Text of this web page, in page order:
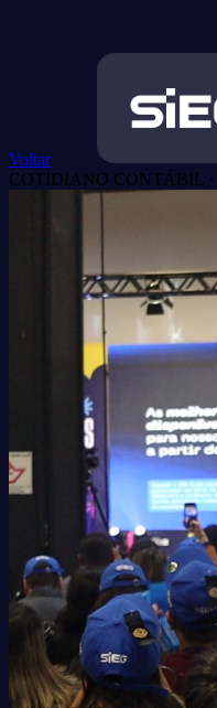
Voltar
COTIDIANO CONTÁBIL ·